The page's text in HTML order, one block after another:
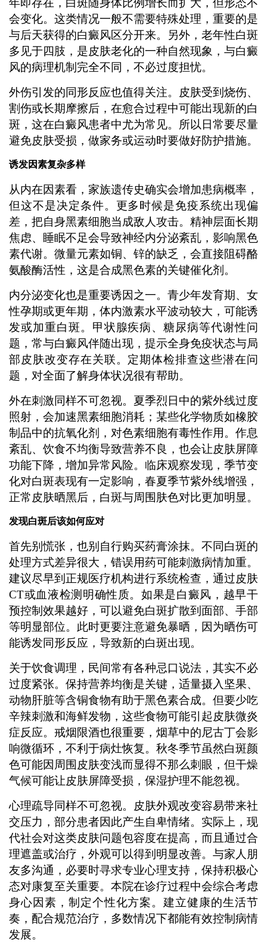
会变化。这类情况一般不需要特殊处理，重要的是
与后天获得的白癜风区分开来。另外，老年性白斑
多见于四肢，是皮肤老化的一种自然现象，与白癜
风的病理机制完全不同，不必过度担忧。
外伤引发的同形反应也值得关注。皮肤受到烧伤、
割伤或长期摩擦后，在愈合过程中可能出现新的白
斑，这在白癜风患者中尤为常见。所以日常要尽量
避免皮肤受损，做家务或运动时要做好防护措施。
诱发因素复杂多样
从内在因素看，家族遗传史确实会增加患病概率，
但这不是决定条件。更多时候是免疫系统出现偏
差，把自身黑素细胞当成敌人攻击。精神层面长期
焦虑、睡眠不足会导致神经内分泌紊乱，影响黑色
素代谢。微量元素如铜、锌的缺乏，会直接阻碍酪
氨酸酶活性，这是合成黑色素的关键催化剂。
内分泌变化也是重要诱因之一。青少年发育期、女
性孕期或更年期，体内激素水平波动较大，可能诱
发或加重白斑。甲状腺疾病、糖尿病等代谢性问
题，常与白癜风伴随出现，提示全身免疫状态与局
部皮肤改变存在关联。定期体检排查这些潜在问
题，对全面了解身体状况很有帮助。
外在刺激同样不可忽视。夏季烈日中的紫外线过度
照射，会加速黑素细胞消耗；某些化学物质如橡胶
制品中的抗氧化剂，对色素细胞有毒性作用。作息
紊乱、饮食不均衡导致营养不良，也会让皮肤屏障
功能下降，增加异常风险。临床观察发现，季节变
化对白斑表现有一定影响，春夏季节紫外线增强，
正常皮肤晒黑后，白斑与周围肤色对比更加明显。
发现白斑后该如何应对
首先别慌张，也别自行购买药膏涂抹。不同白斑的
处理方式差异很大，错误用药可能刺激病情加重。
建议尽早到正规医疗机构进行系统检查，通过皮肤
CT或血液检测明确性质。如果是白癜风，越早干
预控制效果越好，可以避免白斑扩散到面部、手部
等明显部位。此时更要注意避免暴晒，因为晒伤可
能诱发同形反应，导致新的白斑出现。
关于饮食调理，民间常有各种忌口说法，其实不必
过度紧张。保持营养均衡是关键，适量摄入坚果、
动物肝脏等含铜食物有助于黑色素合成。但要少吃
辛辣刺激和海鲜发物，这些食物可能引起皮肤微炎
症反应。戒烟限酒也很重要，烟草中的尼古丁会影
响微循环，不利于病灶恢复。秋冬季节虽然白斑颜
色可能因周围皮肤变浅而显得不那么刺眼，但干燥
气候可能让皮肤屏障受损，保湿护理不能忽视。
心理疏导同样不可忽视。皮肤外观改变容易带来社
交压力，部分患者因此产生自卑情绪。实际上，现
代社会对这类皮肤问题包容度在提高，而且通过合
理遮盖或治疗，外观可以得到明显改善。与家人朋
友多沟通，必要时寻求专业心理支持，保持积极心
态对康复至关重要。本院在诊疗过程中会综合考虑
身心因素，制定个性化方案。建立健康的生活节
奏，配合规范治疗，多数情况下都能有效控制病情
发展。